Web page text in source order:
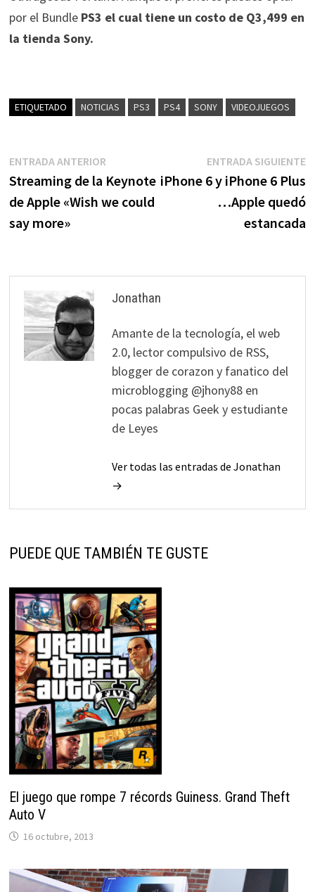
por el Bundle PS3 el cual tiene un costo de Q3,499 en
la tienda Sony.
ETIQUETADO NOTICIAS PS3 PS4 SONY VIDEOJUEGOS
Navegación
de
entradas
ENTRADA ANTERIOREntrada
anterior:
Streaming de la Keynote
de Apple «Wish we could
say more»
ENTRADA SIGUIENTE
iPhone 6 y iPhone 6 Plus
…Apple quedó
estancada
Jonathan
Amante de la tecnología, el web
2.0, lector compulsivo de RSS,
blogger de corazon y fanatico del
microblogging @jhony88 en
pocas palabras Geek y estudiante
de Leyes
Ver todas las entradas de Jonathan
→
PUEDE QUE TAMBIÉN TE GUSTE
El juego que rompe 7 récords Guiness. Grand Theft
Auto V
16 octubre, 2013